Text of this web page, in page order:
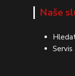
Naše
Servis